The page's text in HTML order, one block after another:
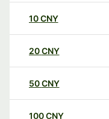
10CNY
20CNY
50CNY
100CNY